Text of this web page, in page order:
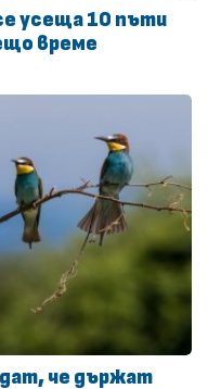
усеща 10 пъти
време
че държат